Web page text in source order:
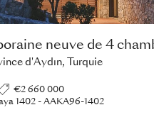
neuve de 4
d'Aydın, Turquie
€2 660 000
1402 - AAKA96-1402